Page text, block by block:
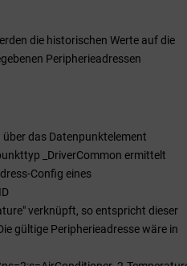
die historischen Werte auf die
Peripherieadressen
das Datenpunktelement
_DriverCommon ermittelt
Config eines
verknüpft, so entspricht dieser
gültige Peripherieadresse wäre in